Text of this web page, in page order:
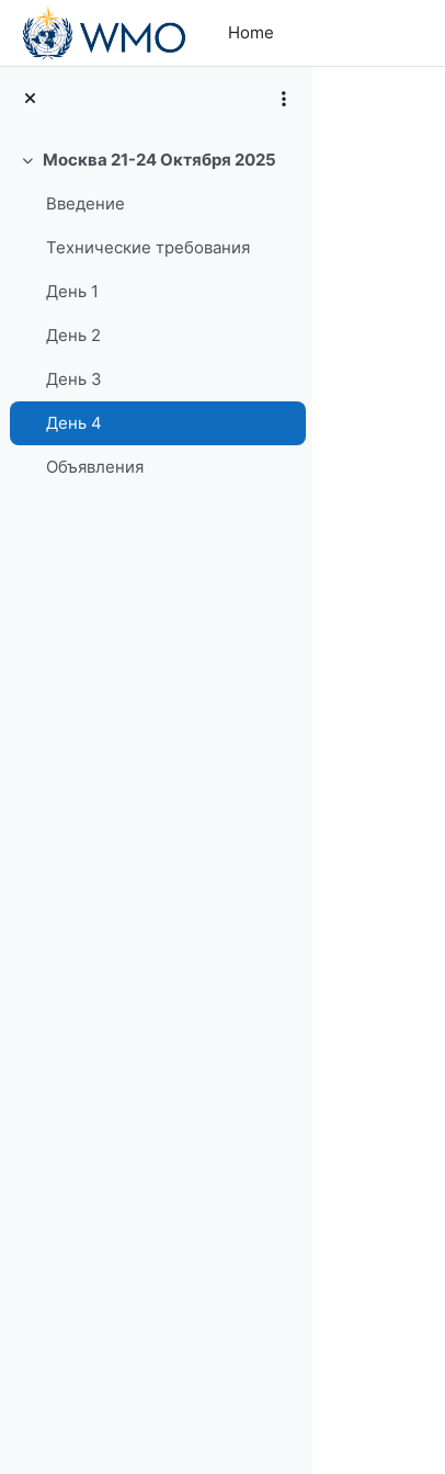
Skip to main content
Home
Collapse
Москва 21-24 Октября 2025
Введение
Технические требования
День 1
День 2
День 3
День 4
Объявления